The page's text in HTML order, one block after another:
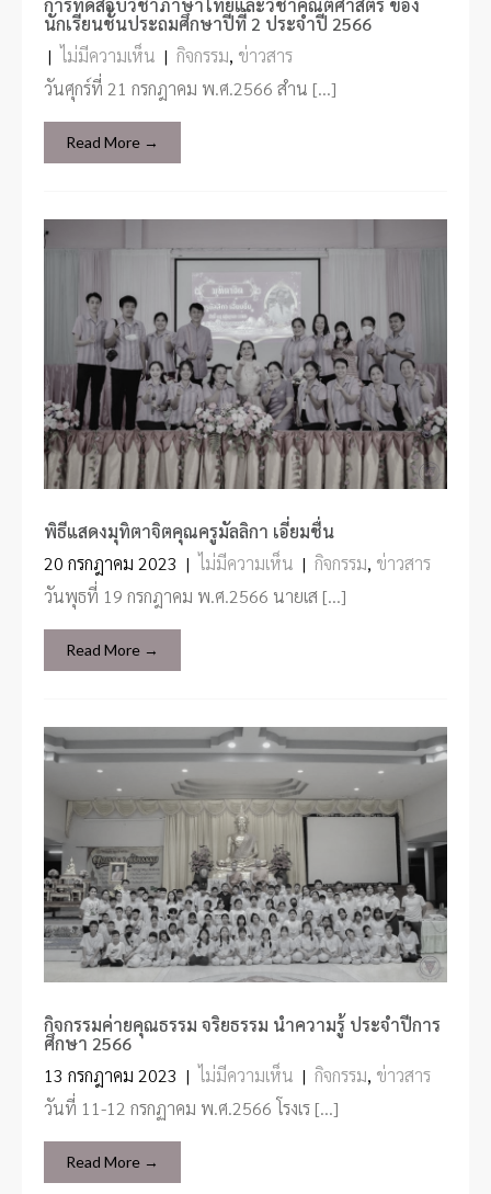
การทดสอบวิชาภาษาไทยและวิชาคณิตศาสตร์ ของ
นักเรียนชั้นประถมศึกษาปีที่ 2 ประจำปี 2566
| ไม่มีความเห็น | กิจกรรม, ข่าวสาร
วันศุกร์ที่ 21 กรกฎาคม พ.ศ.2566 สำน […]
Read More →
พิธีแสดงมุทิตาจิตคุณครูมัลลิกา เอี่ยมชื่น
20 กรกฎาคม 2023 |ไม่มีความเห็น | กิจกรรม, ข่าวสาร
วันพุธที่ 19 กรกฎาคม พ.ศ.2566 นายเส […]
Read More →
กิจกรรมค่ายคุณธรรม จริยธรรม นำความรู้ ประจำปีการ
ศึกษา 2566
13 กรกฎาคม 2023 | ไม่มีความเห็น | กิจกรรม, ข่าวสาร
วันที่ 11-12 กรกฏาคม พ.ศ.2566 โรงเร […]
Read More →